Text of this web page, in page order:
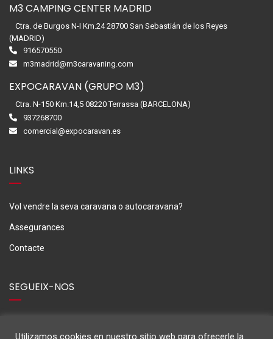
M3 CAMPING CENTER MADRID
Ctra. de Burgos N-I Km.24 28700 San Sebastián de los Reyes
(MADRID)
916570550
m3madrid@m3caravaning.com
EXPOCARAVAN (GRUPO M3)
Ctra. N-150 Km.14,5 08220 Terrassa (BARCELONA)
937268700
comercial@expocaravan.es
LINKS
Vol vendre la seva caravana o autocaravana?
Assegurances
Contacte
SEGUEIX-NOS
Utilizamos cookies en nuestro sitio web para ofrecerle la